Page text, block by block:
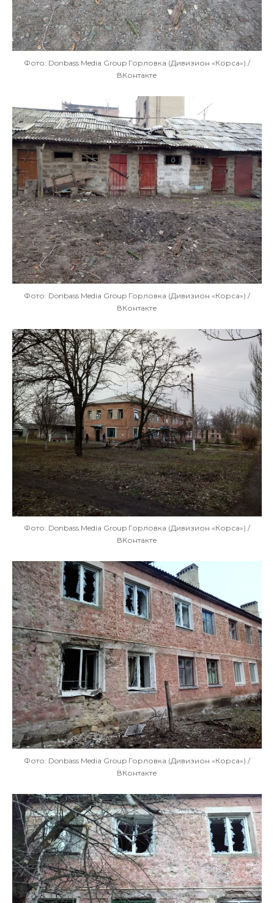
Фото: Donbass Media Group Горловка (Дивизион «Корса») /
ВКонтакте
Фото: Donbass Media Group Горловка (Дивизион «Корса») /
ВКонтакте
Фото: Donbass Media Group Горловка (Дивизион «Корса») /
ВКонтакте
Фото: Donbass Media Group Горловка (Дивизион «Корса») /
ВКонтакте